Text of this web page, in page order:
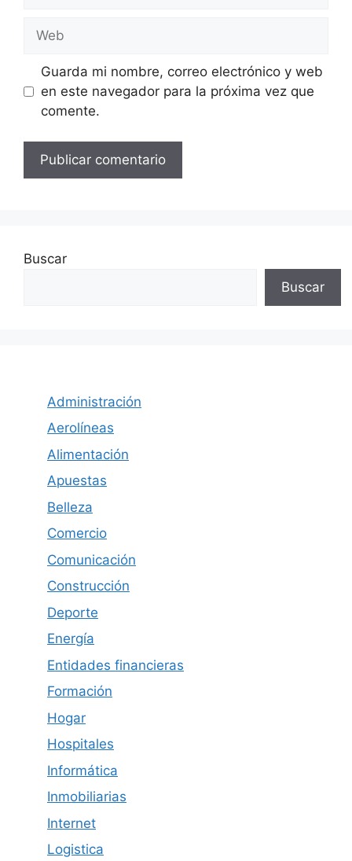
Web
Guarda mi nombre, correo electrónico y web
en este navegador para la próxima vez que
comente.
Buscar
Buscar
Administración
Aerolíneas
Alimentación
Apuestas
Belleza
Comercio
Comunicación
Construcción
Deporte
Energía
Entidades financieras
Formación
Hogar
Hospitales
Informática
Inmobiliarias
Internet
Logistica